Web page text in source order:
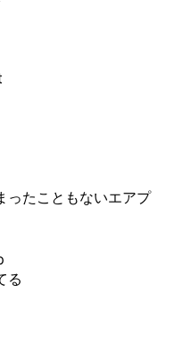
ったこともないエアプ
る